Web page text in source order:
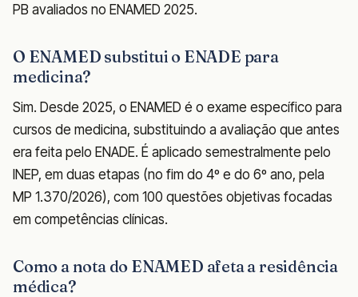
PB avaliados no ENAMED 2025.
O ENAMED substitui o ENADE para
medicina?
Sim. Desde 2025, o ENAMED é o exame específico para
cursos de medicina, substituindo a avaliação que antes
era feita pelo ENADE. É aplicado semestralmente pelo
INEP, em duas etapas (no fim do 4º e do 6º ano, pela
MP 1.370/2026), com 100 questões objetivas focadas
em competências clínicas.
Como a nota do ENAMED afeta a residência
médica?